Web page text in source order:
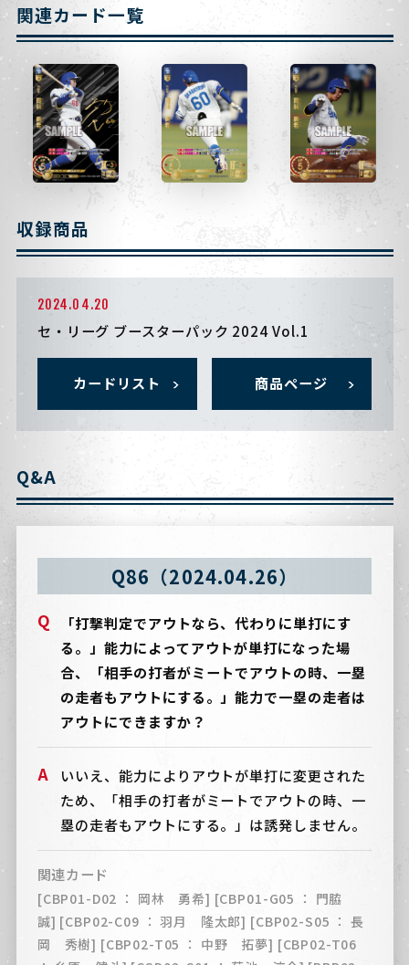
関連カード一覧
収録商品
2024.04.20
セ・リーグ ブースターパック 2024 Vol.1
カードリスト 商品ページ
Q&A
Q86（2024.04.26）
「打撃判定でアウトなら、代わりに単打にす
る。」能力によってアウトが単打になった場
合、「相手の打者がミートでアウトの時、一塁
の走者もアウトにする。」能力で一塁の走者は
アウトにできますか？
いいえ、能力によりアウトが単打に変更された
ため、「相手の打者がミートでアウトの時、一
塁の走者もアウトにする。」は誘発しません。
関連カード
[CBP01-D02 ： 岡林 勇希] [CBP01-G05 ： 門脇
誠] [CBP02-C09 ： 羽月 隆太郎] [CBP02-S05 ： 長
岡 秀樹] [CBP02-T05 ： 中野 拓夢] [CBP02-T06